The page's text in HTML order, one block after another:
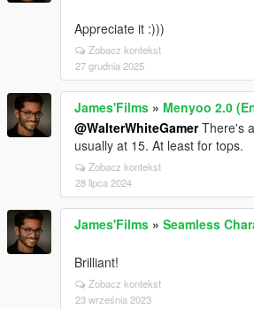
Appreciate it :)))
Zobacz kontekst
27 grudnia 2025
James'Films » Menyoo 2.0
@WalterWhiteGamerThere's
usually at 15. At least for tops.
Zobacz kontekst
28 lipca 2024
James'Films » Seamless
Brilliant!
Zobacz kontekst
23 września 2023